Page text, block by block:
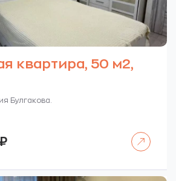
квартира, 50 м2,
Булгакова.
₽